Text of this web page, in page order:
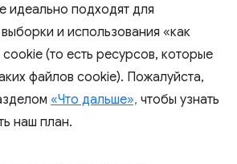
идеально подходят для
и использования «как
(то есть ресурсов, которые
файлов cookie). Пожалуйста,
«Что дальше», чтобы узнать
наш план.